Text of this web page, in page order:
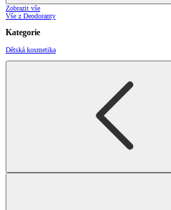
Zobrazit vše
Vše z Deodoranty
Kategorie
Dětská kosmetika